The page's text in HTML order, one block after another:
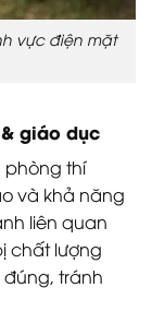
vực điện mặt
giáo dục
phòng thí
và khả năng
liên quan
chất lượng
đúng, tránh